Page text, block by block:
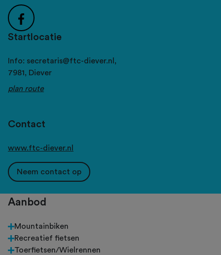
Startlocatie
Info: secretaris@ftc-diever.nl,
7981, Diever
plan route
Contact
www.ftc-diever.nl
Neem contact op
Aanbod
Mountainbiken
Recreatief fietsen
Toerfietsen/Wielrennen